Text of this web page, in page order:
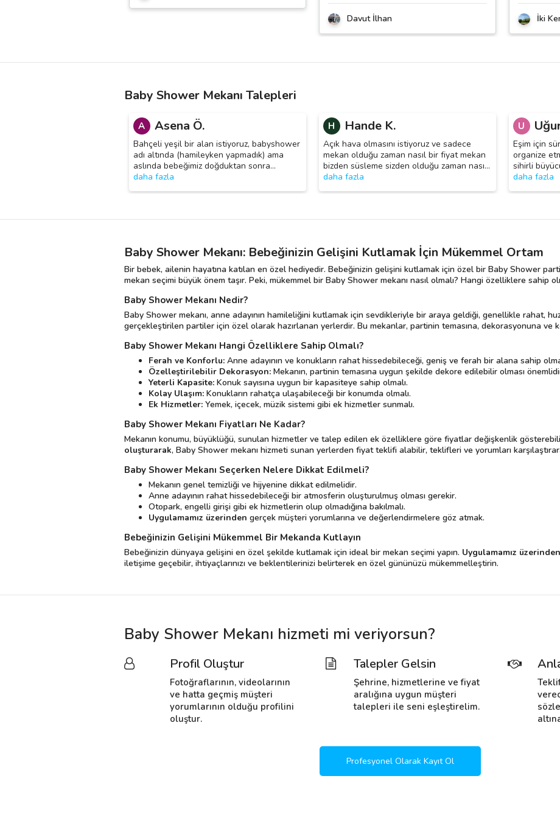
Davut İlhan İki
Baby Shower Mekanı Talepleri
A Asena Ö.
Bahçeli yeşil bir alan istiyoruz, babyshower
adı altında (hamileyken yapmadık) ama
aslında bebeğimiz doğduktan sonra…
daha fazla
H Hande K.
Açık hava olmasını istiyoruz ve sadece
mekan olduğu zaman nasıl bir fiyat mekan
bizden süsleme sizden olduğu zaman nası…
daha fazla
U
Eşim için
organize
sihirli
daha fazla
Baby Shower Mekanı: Bebeğinizin Gelişini Kutlamak İçin Mükemmel Ortam
Bir bebek, ailenin hayatına katılan en özel hediyedir. Bebeğinizin gelişini kutlamak için özel bir Baby Shower
mekan seçimi büyük önem taşır. Peki, mükemmel bir Baby Shower mekanı nasıl olmalı? Hangi özelliklere sahip
Baby Shower Mekanı Nedir?
Baby Shower mekanı, anne adayının hamileliğini kutlamak için sevdikleriyle bir araya geldiği, genellikle rahat,
gerçekleştirilen partiler için özel olarak hazırlanan yerlerdir. Bu mekanlar, partinin temasına, dekorasyonuna ve
Baby Shower Mekanı Hangi Özelliklere Sahip Olmalı?
Ferah ve Konforlu: Anne adayının ve konukların rahat hissedebileceği, geniş ve ferah bir alana sahip
Özelleştirilebilir Dekorasyon: Mekanın, partinin temasına uygun şekilde dekore edilebilir olması
Yeterli Kapasite: Konuk sayısına uygun bir kapasiteye sahip olmalı.
Kolay Ulaşım: Konukların rahatça ulaşabileceği bir konumda olmalı.
Ek Hizmetler: Yemek, içecek, müzik sistemi gibi ek hizmetler sunmalı.
Baby Shower Mekanı Fiyatları Ne Kadar?
Mekanın konumu, büyüklüğü, sunulan hizmetler ve talep edilen ek özelliklere göre fiyatlar değişkenlik
oluşturarak, Baby Shower mekanı hizmeti sunan yerlerden fiyat teklifi alabilir, teklifleri ve yorumları
Baby Shower Mekanı Seçerken Nelere Dikkat Edilmeli?
Mekanın genel temizliği ve hijyenine dikkat edilmelidir.
Anne adayının rahat hissedebileceği bir atmosferin oluşturulmuş olması gerekir.
Otopark, engelli girişi gibi ek hizmetlerin olup olmadığına bakılmalı.
Uygulamamız üzerinden gerçek müşteri yorumlarına ve değerlendirmelere göz atmak.
Bebeğinizin Gelişini Mükemmel Bir Mekanda Kutlayın
Bebeğinizin dünyaya gelişini en özel şekilde kutlamak için ideal bir mekan seçimi yapın. Uygulamamız üzerinden
iletişime geçebilir, ihtiyaçlarınızı ve beklentilerinizi belirterek en özel gününüzü mükemmelleştirin.
Baby Shower Mekanı hizmeti mi veriyorsun?
Profil Oluştur
Fotoğraflarının, videolarının
ve hatta geçmiş müşteri
yorumlarının olduğu profilini
oluştur.
Talepler Gelsin
Şehrine, hizmetlerine ve fiyat
aralığına uygun müşteri
talepleri ile seni eşleştirelim.
Profesyonel Olarak Kayıt Ol